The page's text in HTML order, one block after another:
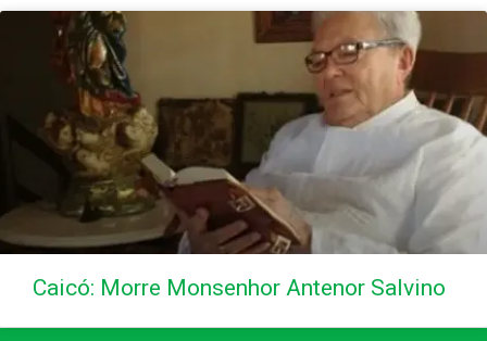
Caicó: Morre Monsenhor Antenor Salvino